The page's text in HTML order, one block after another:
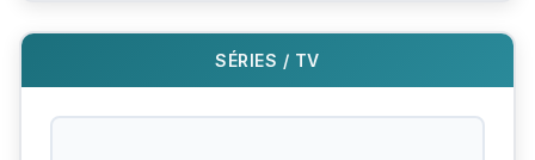
SÉRIES / TV